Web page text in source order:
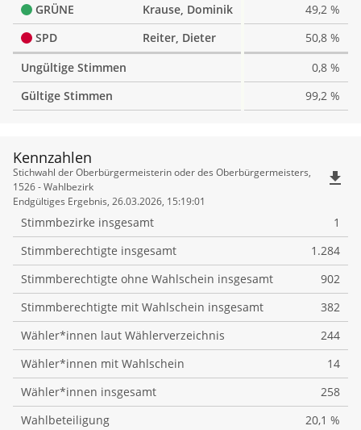
GRÜNE
Krause, Dominik
49,2 %
SPD
Reiter, Dieter
50,8 %
Ungültige Stimmen
0,8 %
Gültige Stimmen
99,2 %
Kennzahlen
Kennzahlen
Stichwahl der Oberbürgermeisterin oder des Oberbürgermeisters,
1526 - Wahlbezirk
Endgültiges Ergebnis, 26.03.2026, 15:19:01
file_download
Stimmbezirke insgesamt
1
Stimmberechtigte insgesamt
1.284
Stimmberechtigte ohne Wahlschein insgesamt
902
Stimmberechtigte mit Wahlschein insgesamt
382
Wähler*innen laut Wählerverzeichnis
244
Wähler*innen mit Wahlschein
14
Wähler*innen insgesamt
258
Wahlbeteiligung
20,1 %